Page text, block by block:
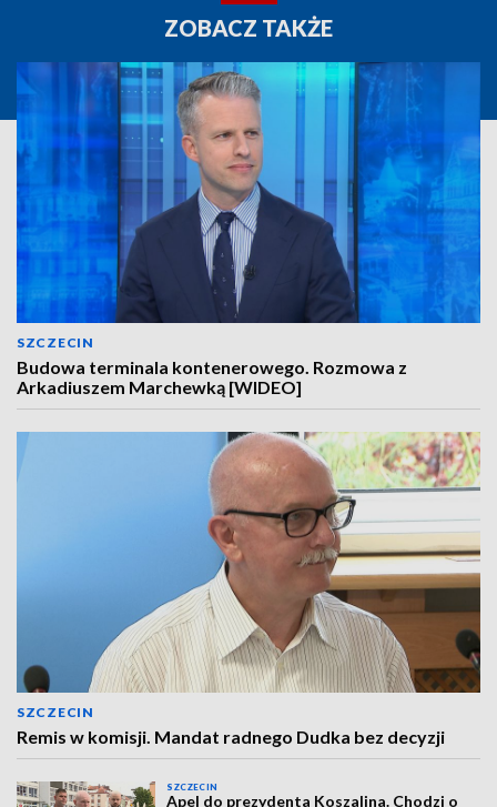
ZOBACZ TAKŻE
SZCZECIN
Budowa terminala kontenerowego. Rozmowa z
Arkadiuszem Marchewką [WIDEO]
SZCZECIN
Remis w komisji. Mandat radnego Dudka bez decyzji
SZCZECIN
Apel do prezydenta Koszalina. Chodzi o